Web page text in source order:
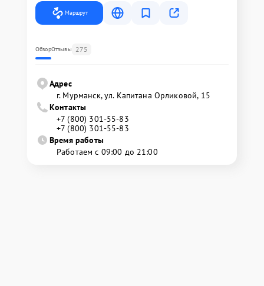
Маршрут
ОбзорОтзывы 275
Адрес
г. Мурманск, ул. Капитана Орликовой, 15
Контакты
+7 (800) 301-55-83
+7 (800) 301-55-83
Время работы
Работаем с 09:00 до 21:00